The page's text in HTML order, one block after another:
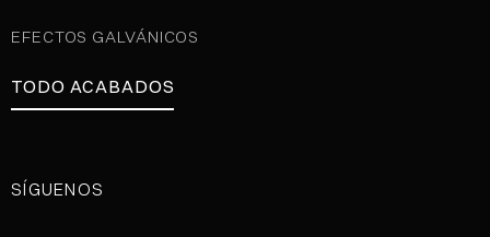
EFECTOS GALVÁNICOS
TODO ACABADOS
SÍGUENOS